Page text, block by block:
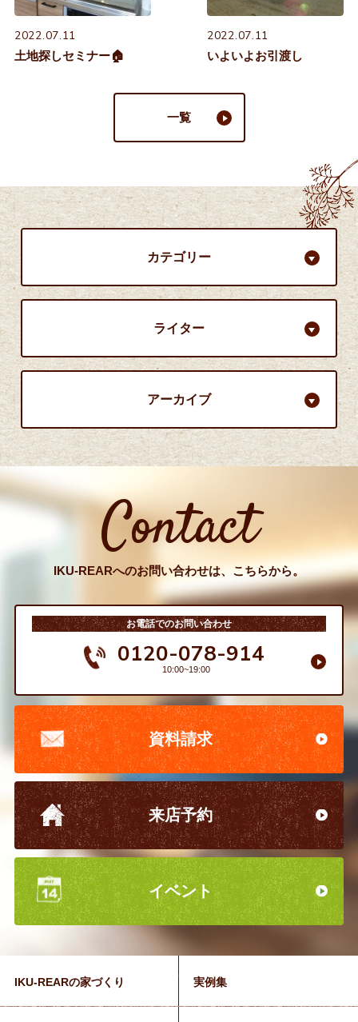
2022.07.11
土地探しセミナー🏠
2022.07.11
いよいよお引渡し
一覧
カテゴリー
ライター
アーカイブ
Contact
IKU-REARへのお問い合わせは、こちらから。
お電話でのお問い合わせ
0120-078-914
10:00~19:00
資料請求
来店予約
イベント
IKU-REARの家づくり 実例集